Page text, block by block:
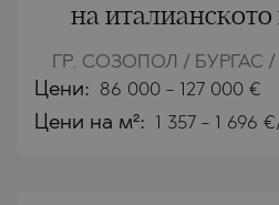
на
ГР. СОЗОПОЛ / БУРГАС
Цени: 86 000 - 127 000 €
Цени на м²: 1 357 - 1 696